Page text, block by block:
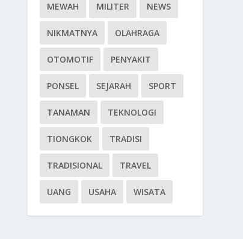
MEWAH MILITER NEWS
NIKMATNYA OLAHRAGA
OTOMOTIF PENYAKIT
PONSEL SEJARAH SPORT
TANAMAN TEKNOLOGI
TIONGKOK TRADISI
TRADISIONAL TRAVEL
UANG USAHA WISATA